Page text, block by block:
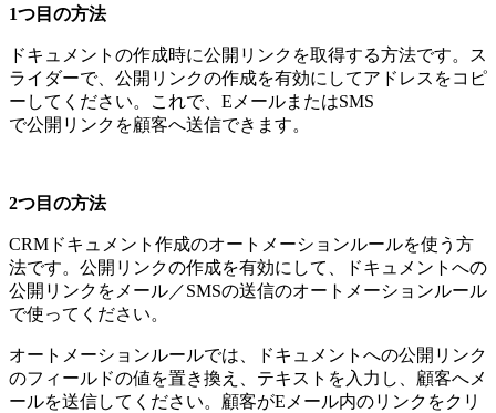
1つ目の方法
ドキュメントの作成時に公開リンクを取得する方法です。ス
ライダーで、公開リンクの作成を有効にしてアドレスをコピ
ーしてください。これで、EメールまたはSMS
で公開リンクを顧客へ送信できます。
2つ目の方法
CRMドキュメント作成のオートメーションルールを使う方
法です。公開リンクの作成を有効にして、ドキュメントへの
公開リンクをメール／SMSの送信のオートメーションルール
で使ってください。
オートメーションルールでは、ドキュメントへの公開リンク
のフィールドの値を置き換え、テキストを入力し、顧客へメ
ールを送信してください。顧客がEメール内のリンクをクリ